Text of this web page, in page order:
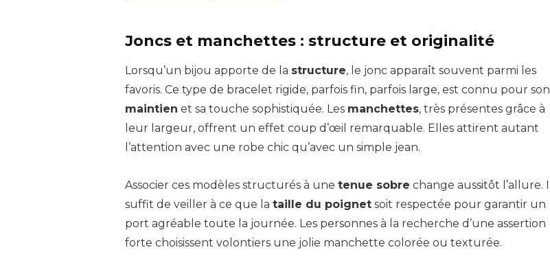
Joncs et manchettes : structure et originalité
Lorsqu’un bijou apporte de la structure, le jonc apparaît souvent parmi les
favoris. Ce type de bracelet rigide, parfois fin, parfois large, est connu pour son
maintien et sa touche sophistiquée. Les manchettes, très présentes grâce à
leur largeur, offrent un effet coup d’œil remarquable. Elles attirent autant
l’attention avec une robe chic qu’avec un simple jean.
Associer ces modèles structurés à une tenue sobre change aussitôt l’allure. Il
suffit de veiller à ce que la taille du poignetsoit respectée pour garantir un
port agréable toute la journée. Les personnes à la recherche d’une assertion
forte choisissent volontiers une jolie manchette colorée ou texturée.